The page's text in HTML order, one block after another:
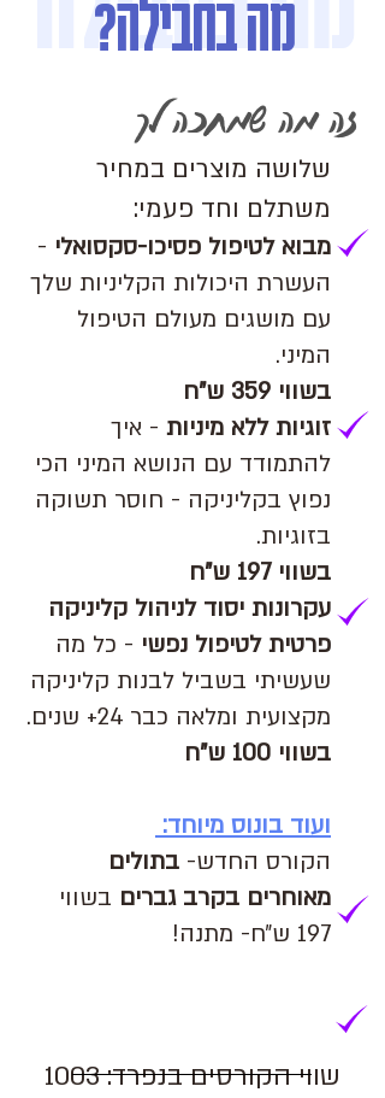
מה בחבילה?
זה מה שמחכה לך
שלושה מוצרים במחיר
משתלם וחד פעמי:
מבוא לטיפול פסיכו-סקסואלי -
העשרת היכולות הקליניות שלך
עם מושגים מעולם הטיפול
המיני.
בשווי 359 ש"ח
זוגיות ללא מיניות - איך
להתמודד עם הנושא המיני הכי
נפוץ בקליניקה - חוסר תשוקה
בזוגיות.
בשווי 197 ש"ח
עקרונות יסוד לניהול קליניקה
פרטית לטיפול נפשי - כל מה
שעשיתי בשביל לבנות קליניקה
מקצועית ומלאה כבר 24+ שנים.
בשווי 100 ש"ח
ועוד בונוס מיוחד:
הקורס החדש- בתולים
מאוחרים בקרב גברים בשווי
197 ש״ח- מתנה!
שווי הקורסים בנפרד: 1003